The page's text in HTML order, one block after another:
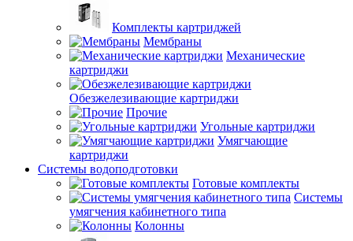
Комплекты картриджей
Мембраны
Механические
картриджи
Обезжелезивающие картриджи
Прочие
Угольные картриджи
Умягчающие
картриджи
Системы водоподготовки
Готовые комплекты
Системы
умягчения кабинетного типа
Колонны